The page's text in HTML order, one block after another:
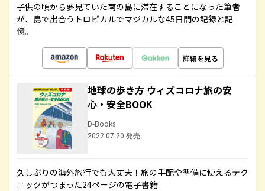
子供の頃から夢見ていた南の島に滞在することになった筆者
が、島で出合うトロピカルでマジカルな45日間の記録と記
憶。
詳細を見る
地球の歩き方 ウィズコロナ旅の安
心・安全BOOK
D-Books
2022.07.20 発売
久しぶりの海外旅行でも大丈夫！旅の手配や準備に使えるテク
ニックがつまった24ページの電子書籍